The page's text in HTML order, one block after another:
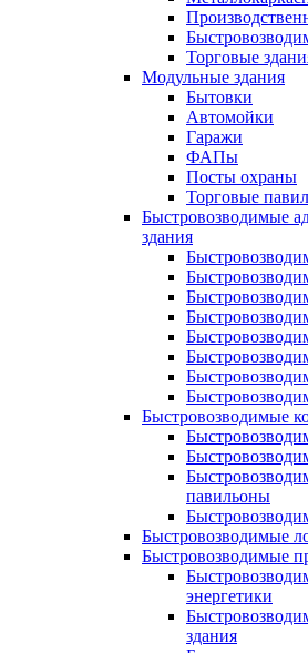
Торговые
Модульные здания
Бытовки
Автомойки
Гаражи
ФАПы
Посты охраны
Торговые
Быстровозводимые
здания
Быстровозводимые
павильоны
Быстровозводимые
Быстровозводимые
энергетики
здания